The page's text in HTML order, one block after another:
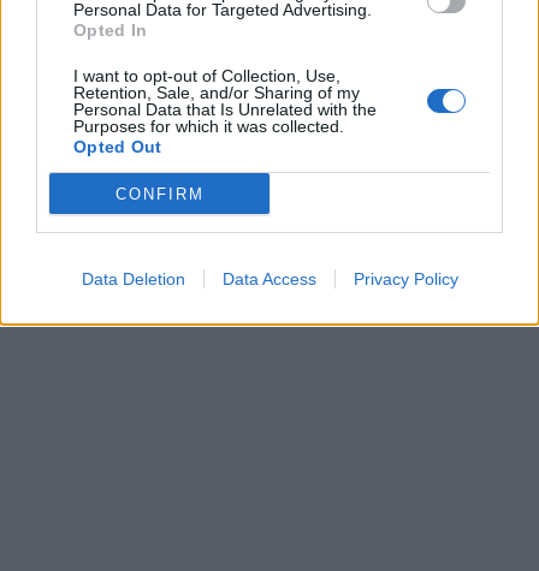
Personal Data for Targeted Advertising.
Opted In
I want to opt-out of Collection, Use,
Retention, Sale, and/or Sharing of my
Personal Data that Is Unrelated with the
Purposes for which it was collected.
Opted Out
CONFIRM
Data Deletion Data Access Privacy Policy